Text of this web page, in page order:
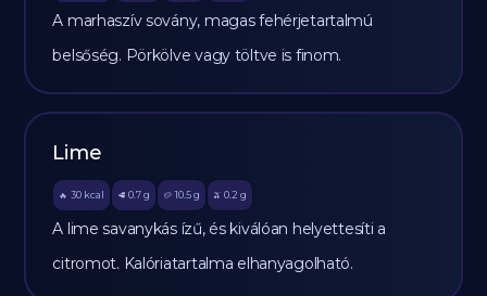
A marhaszív sovány, magas fehérjetartalmú
belsőség. Pörkölve vagy töltve is finom.
Lime
🔥 30 kcal 🥩 0.7 g 🥔 10.5g 🫒 0.2 g
A lime savanykás ízű, és kiválóan helyettesíti a
citromot. Kalóriatartalma elhanyagolható.